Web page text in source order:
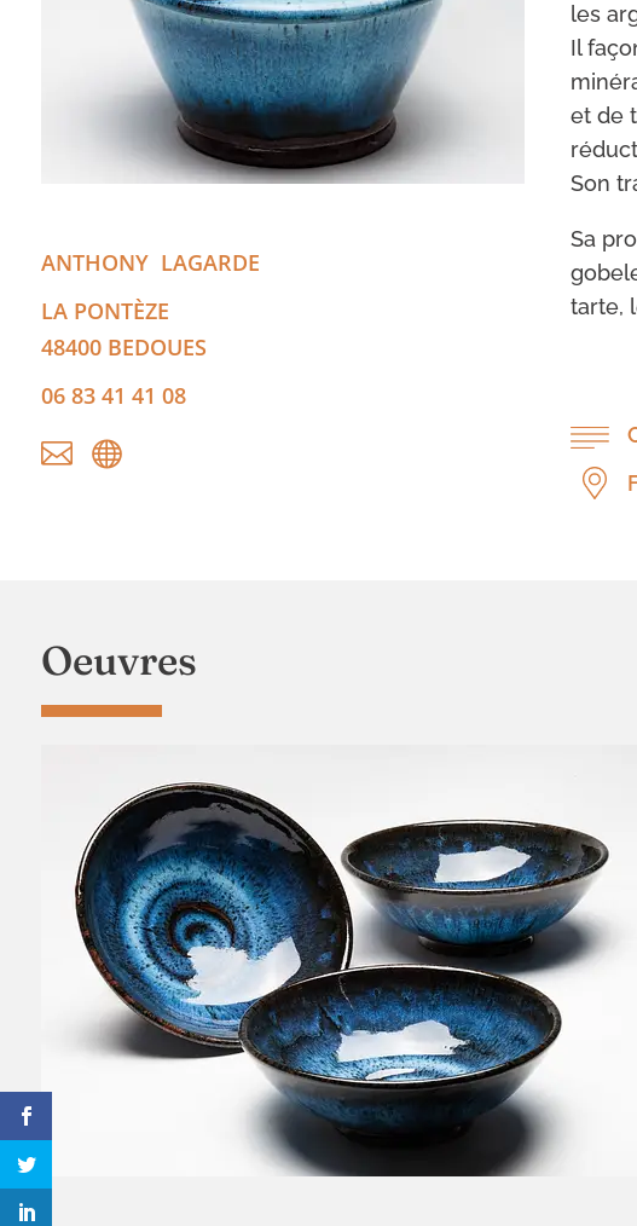
ANTHONY LAGARDE
LA PONTÈZE
48400 BEDOUES
06 83 41 41 08
 
les
Il
et de
Son
Sa
tarte,
Oeuvres